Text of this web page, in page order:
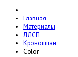
Главная
Материалы
ЛДСП
Кроношпан
Color